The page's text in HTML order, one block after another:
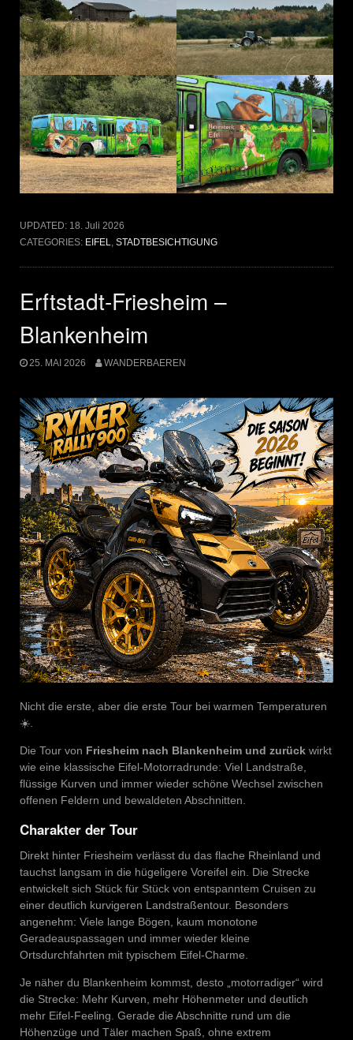
UPDATED: 18. Juli 2026
CATEGORIES: EIFEL STADTBESICHTIGUNG
Erftstadt-Friesheim –
Blankenheim
25. MAI 2026 WANDERBAEREN
Nicht die erste, aber die erste Tour bei warmen Temperaturen
☀️.
Die Tour von Friesheim nach Blankenheim und zurück wirkt
wie eine klassische Eifel-Motorradrunde: Viel Landstraße,
flüssige Kurven und immer wieder schöne Wechsel zwischen
offenen Feldern und bewaldeten Abschnitten.
Charakter der Tour
Direkt hinter Friesheim verlässt du das flache Rheinland und
tauchst langsam in die hügeligere Voreifel ein. Die Strecke
entwickelt sich Stück für Stück von entspanntem Cruisen zu
einer deutlich kurvigeren Landstraßentour. Besonders
angenehm: Viele lange Bögen, kaum monotone
Geradeauspassagen und immer wieder kleine
Ortsdurchfahrten mit typischem Eifel-Charme.
Je näher du Blankenheim kommst, desto „motorradiger“ wird
die Strecke: Mehr Kurven, mehr Höhenmeter und deutlich
mehr Eifel-Feeling. Gerade die Abschnitte rund um die
Höhenzüge und Täler machen Spaß, ohne extrem